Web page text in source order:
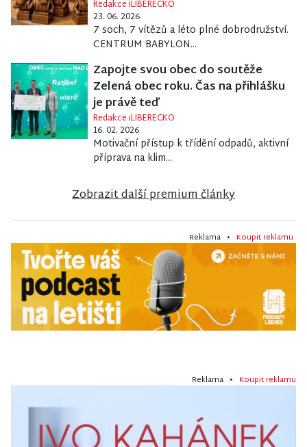
Redakce iLIBERECKO
23. 06. 2026
7 soch, 7 vítězů a léto plné dobrodružství.
CENTRUM BABYLON...
Zapojte svou obec do soutěže
Zelená obec roku. Čas na přihlášku
je právě teď
Redakce iLIBERECKO
16. 02. 2026
Motivační přístup k třídění odpadů, aktivní
příprava na klim...
Zobrazit další premium články
Reklama • Koupit reklamu
Reklama • Koupit reklamu